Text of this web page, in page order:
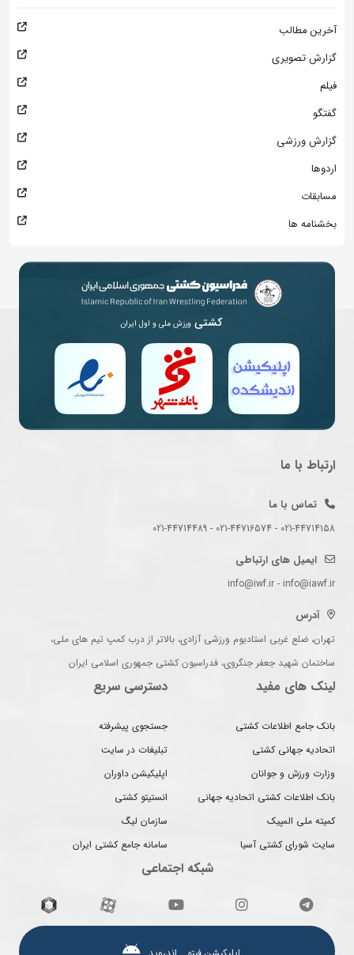
آخرین مطالب
گزارش تصویری
فیلم
گفتگو
گزارش ورزشی
اردوها
مسابقات
بخشنامه ها
کشتی ورزش ملی و اول ایران
ارتباط با ما
تماس با ما
021-44714158 - 021-44716574 - 021-44714489
ایمیل های ارتباطی
info@iwf.ir - info@iawf.ir
آدرس
تهران، ضلع غربی استادیوم ورزشی آزادی، بالاتر از درب کمپ تیم های ملی،
ساختمان شهید جعفر جنگروی، فدراسیون کشتی جمهوری اسلامی ایران
لینک های مفید
بانک جامع اطلاعات کشتی
اتحادیه جهانی کشتی
وزارت ورزش و جوانان
بانک اطلاعات کشتی اتحادیه جهانی
کمیته ملی المپیک
سایت شورای کشتی آسیا
دسترسی سریع
جستجوی پیشرفته
تبلیغات در سایت
اپلیکیشن داوران
انستیتو کشتی
سازمان لیگ
سامانه جامع کشتی ایران
شبکه اجتماعی